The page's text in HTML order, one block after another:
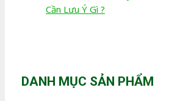
Cần Lưu Ý Gì ?
DANH MỤC SẢN PHẨM